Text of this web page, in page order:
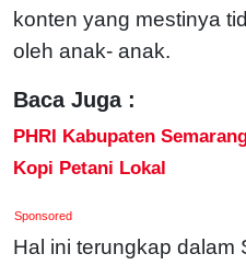
konten yang mestinya
oleh anak- anak.
Baca Juga :
PHRI Kabupaten
Kopi Petani Lokal
Sponsored
Hal ini terungkap dalam